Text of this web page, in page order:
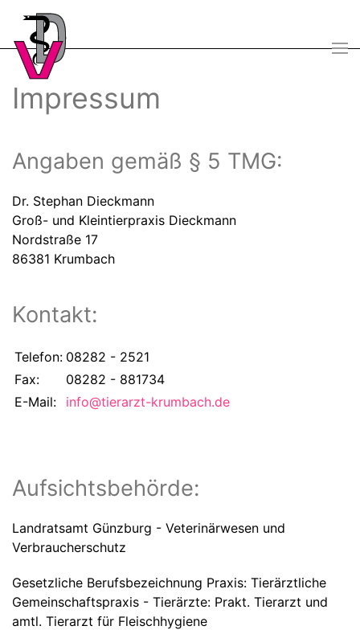
Skip
to
main
content
Impressum
Angaben gemäß § 5 TMG:
Dr. Stephan Dieckmann
Groß- und Kleintierpraxis Dieckmann
Nordstraße 17
86381 Krumbach
Kontakt:
Telefon: 08282 - 2521
Fax:
08282 - 881734
E-Mail:
info@tierarzt-krumbach.de
Aufsichtsbehörde:
Landratsamt Günzburg - Veterinärwesen und
Verbraucherschutz
Gesetzliche Berufsbezeichnung Praxis: Tierärztliche
Gemeinschaftspraxis - Tierärzte: Prakt. Tierarzt und
amtl. Tierarzt für Fleischhygiene